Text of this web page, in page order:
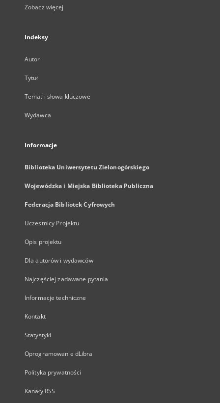
Zobacz więcej
Indeksy
Autor
Tytuł
Temat i słowa kluczowe
Wydawca
Informacje
Biblioteka Uniwersytetu Zielonogórskiego
Wojewódzka i Miejska Biblioteka Publiczna
Federacja Bibliotek Cyfrowych
Uczestnicy Projektu
Opis projektu
Dla autorów i wydawców
Najczęściej zadawane pytania
Informacje techniczne
Kontakt
Statystyki
Oprogramowanie dLibra
Polityka prywatności
Kanały RSS